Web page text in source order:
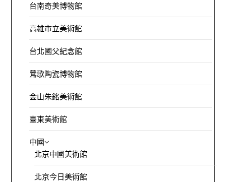
台南奇美博物館
高雄市立美術館
台北國父紀念館
鶯歌陶瓷博物館
金山朱銘美術館
臺東美術館
中國
北京中國美術館
北京今日美術館